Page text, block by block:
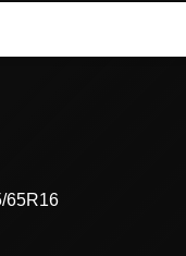
65R16